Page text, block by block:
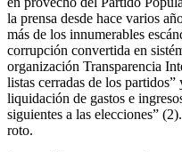
la prensa desde hace varios
más de los innumerables
corrupción convertida en
organización Transparencia
listas cerradas de los
liquidación de gastos e
siguientes a las elecciones”
roto.